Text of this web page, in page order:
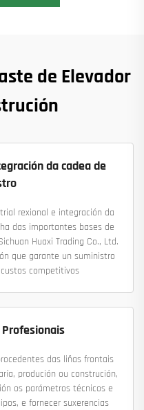
de Elevador
da cadea de
rexional e integración da
das importantes bases de
Huaxi Trading Co., Ltd.
que garante un suministro
competitivos
Profesionais
das liñas frontais
produción ou construción,
os parámetros técnicos e
e fornecer suxerencias